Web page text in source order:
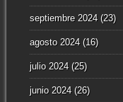
septiembre 2024(23)
agosto 2024(16)
julio 2024(25)
junio 2024(26)